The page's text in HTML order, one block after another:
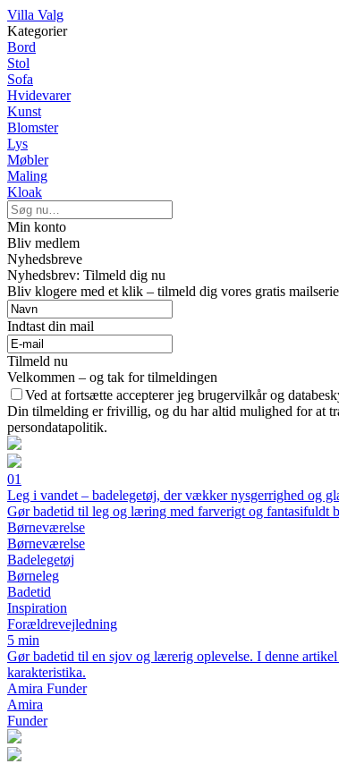
Villa Valg
Kategorier
Bord
Stol
Sofa
Hvidevarer
Kunst
Blomster
Lys
Møbler
Maling
Kloak
Min konto
Bliv medlem
Nyhedsbreve
Nyhedsbrev: Tilmeld dig nu
Bliv klogere med et klik – tilmeld dig vores gratis
Indtast din mail
Tilmeld nu
Velkommen – og tak for tilmeldingen
Ved at fortsætte accepterer jeg brugervilkår og
Din tilmelding er frivillig, og du har altid mulighed for at
persondatapolitik.
01
Leg i vandet – badelegetøj, der vækker nysgerrighed og
Gør badetid til leg og læring med farverigt og fantasifuldt
Børneværelse
Børneværelse
Badelegetøj
Børneleg
Badetid
Inspiration
Forældrevejledning
5 min
Gør badetid til en sjov og lærerig oplevelse. I denne
karakteristika.
Amira Funder
Amira
Funder